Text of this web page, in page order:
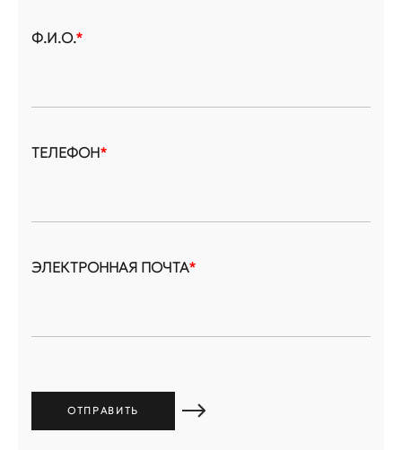
Ф.И.О.*
ТЕЛЕФОН*
ЭЛЕКТРОННАЯ ПОЧТА*